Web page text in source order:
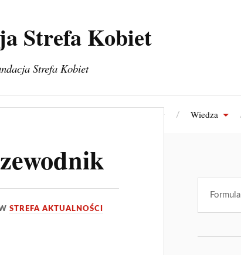
Strefa Kobiet
Strefa Kobiet
Blog Wiedza
STREFA AKTUALNOŚCI